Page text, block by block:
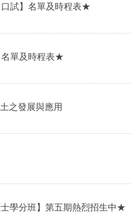
試】名單及時程表★
單及時程表★
之發展與應用
學分班】第五期熱烈招生中★